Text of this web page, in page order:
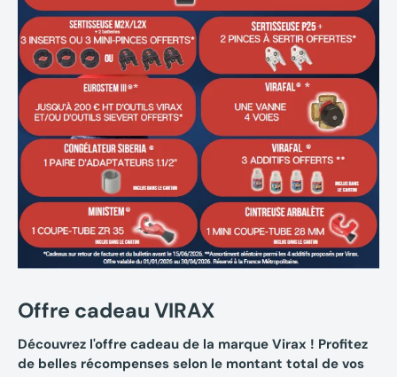
Offre cadeau VIRAX
Découvrez l'offre cadeau de la marque Virax ! Profitez
de belles récompenses selon le montant total de vos